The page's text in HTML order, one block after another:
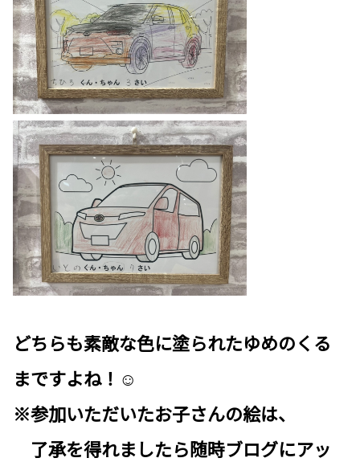
どちらも素敵な色に塗られたゆめのくる
まですよね！☺
※参加いただいたお子さんの絵は、
了承を得れましたら随時ブログにアッ